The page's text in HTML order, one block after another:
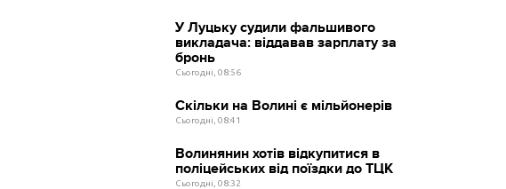
У Луцьку судили фальшивого
викладача: віддавав зарплату за
бронь
Сьогодні, 08:56
Скільки на Волині є мільйонерів
Сьогодні, 08:41
Волинянин хотів відкупитися в
поліцейських від поїздки до ТЦК
Сьогодні, 08:32